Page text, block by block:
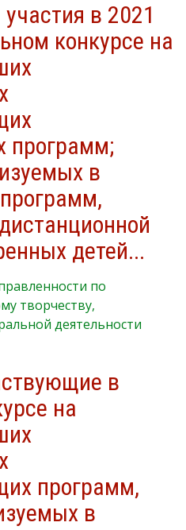
в 2021
конкурсе на
программ;
в
детей...
по
творчеству,
деятельности
в
на
программ,
в